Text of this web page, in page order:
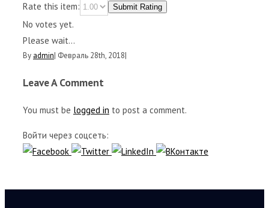
Rate this item: Submit Rating
No votes yet.
Please wait...
By admin| Февраль 28th, 2018|
Leave A Comment
You must be logged in to post a comment.
Войти через соцсеть: